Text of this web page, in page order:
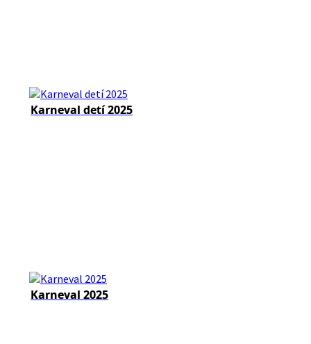
Karneval detí 2025
Karneval 2025